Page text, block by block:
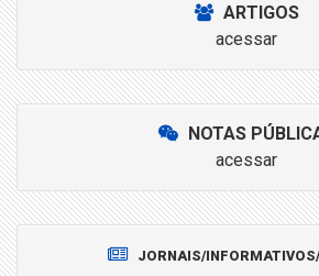
ARTIGOS
acessar
NOTAS
acessar
JORNAIS/